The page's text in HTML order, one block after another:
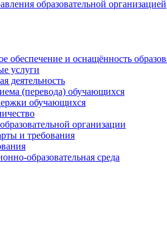
образовательной организацией
обеспечение и оснащённость
услуги
деятельность
(перевода) обучающихся
обучающихся
организации
и требования
образовательная среда